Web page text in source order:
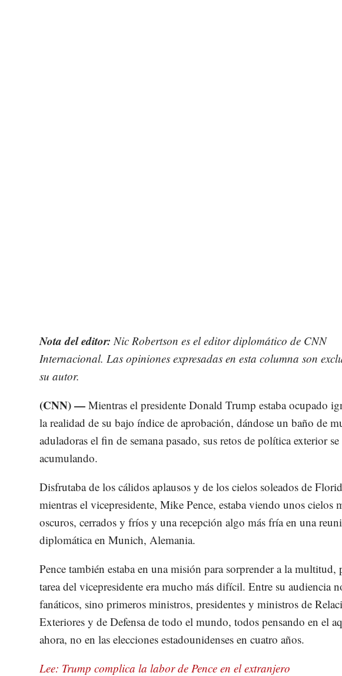
Nota del editor:Nic Robertson es el editor diplomático de CNN
Internacional. Las opiniones expresadas en esta columna son
su autor.
(CNN) — Mientras el presidente Donald Trump estaba ocupado
la realidad de su bajo índice de aprobación, dándose un baño de
aduladoras el fin de semana pasado, sus retos de política exterior se
acumulando.
Disfrutaba de los cálidos aplausos y de los cielos soleados de
mientras el vicepresidente, Mike Pence, estaba viendo unos cielos
oscuros, cerrados y fríos y una recepción algo más fría en una
diplomática en Munich, Alemania.
Pence también estaba en una misión para sorprender a la multitud,
tarea del vicepresidente era mucho más difícil. Entre su audiencia
fanáticos, sino primeros ministros, presidentes y ministros de
Exteriores y de Defensa de todo el mundo, todos pensando en el
ahora, no en las elecciones estadounidenses en cuatro años.
Lee: Trump complica la labor de Pence en el extranjero